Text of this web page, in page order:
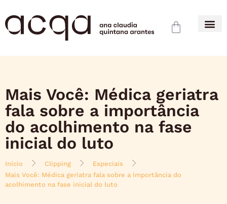
Mais Você: Médica geriatra
fala sobre a importância
do acolhimento na fase
inicial do luto
Início Clipping
Especiais
Mais Você: Médica geriatra fala sobre a importância do
acolhimento na fase inicial do luto